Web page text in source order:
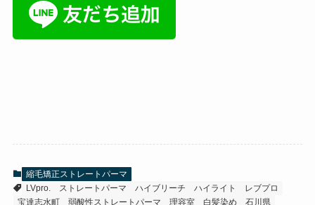
縮毛矯正ストレートパーマ
LVpro.
ストレートパーマ ハイブリーチ ハイライト
レブプロ
宝達志水町
弱酸性ストレートパーマ 理容室 白髪染め
石川県